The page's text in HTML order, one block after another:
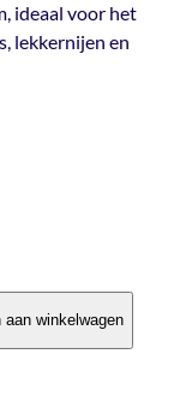
ideaal voor het
lekkernijen en
aan winkelwagen